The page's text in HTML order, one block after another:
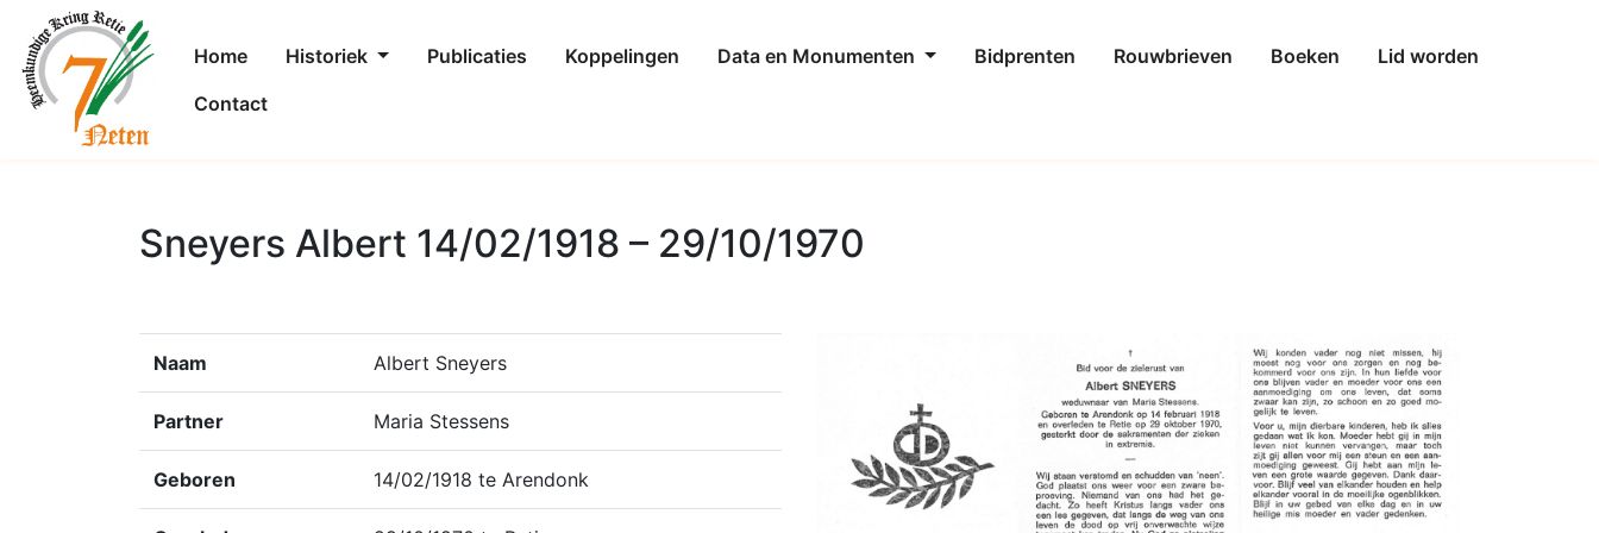
Home Historiek Publicaties Koppelingen Data en Monumenten Bidprenten Rouwbrieven Boeken
Lid worden
Contact
Sneyers Albert 14/02/1918 – 29/10/1970
Naam Albert Sneyers
Partner Maria Stessens
Geboren 14/02/1918 te Arendonk